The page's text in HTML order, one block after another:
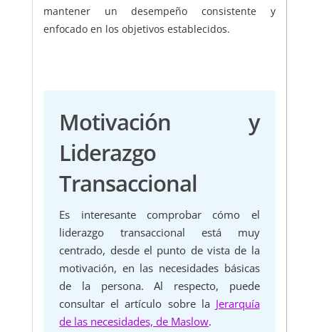
mantener un desempeño consistente y
enfocado en los objetivos establecidos.
Motivación y
Liderazgo
Transaccional
Es interesante comprobar cómo el
liderazgo transaccional está muy
centrado, desde el punto de vista de la
motivación, en las necesidades básicas
de la persona. Al respecto, puede
consultar el artículo sobre la Jerarquía
de las necesidades, de Maslow.